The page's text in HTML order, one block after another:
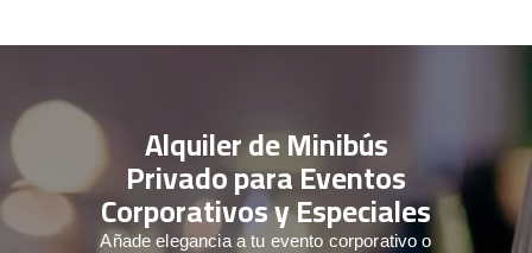
Alquiler de Minibús
Privado para Eventos
Corporativos y Especiales
Añade elegancia a tu evento corporativo o